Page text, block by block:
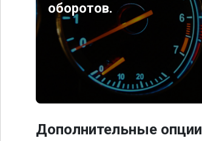
оборотов.
Дополнительные опции